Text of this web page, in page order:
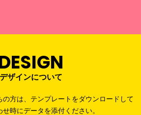
デザインについて
方は、テンプレートをダウンロードして
時にデータを添付ください。